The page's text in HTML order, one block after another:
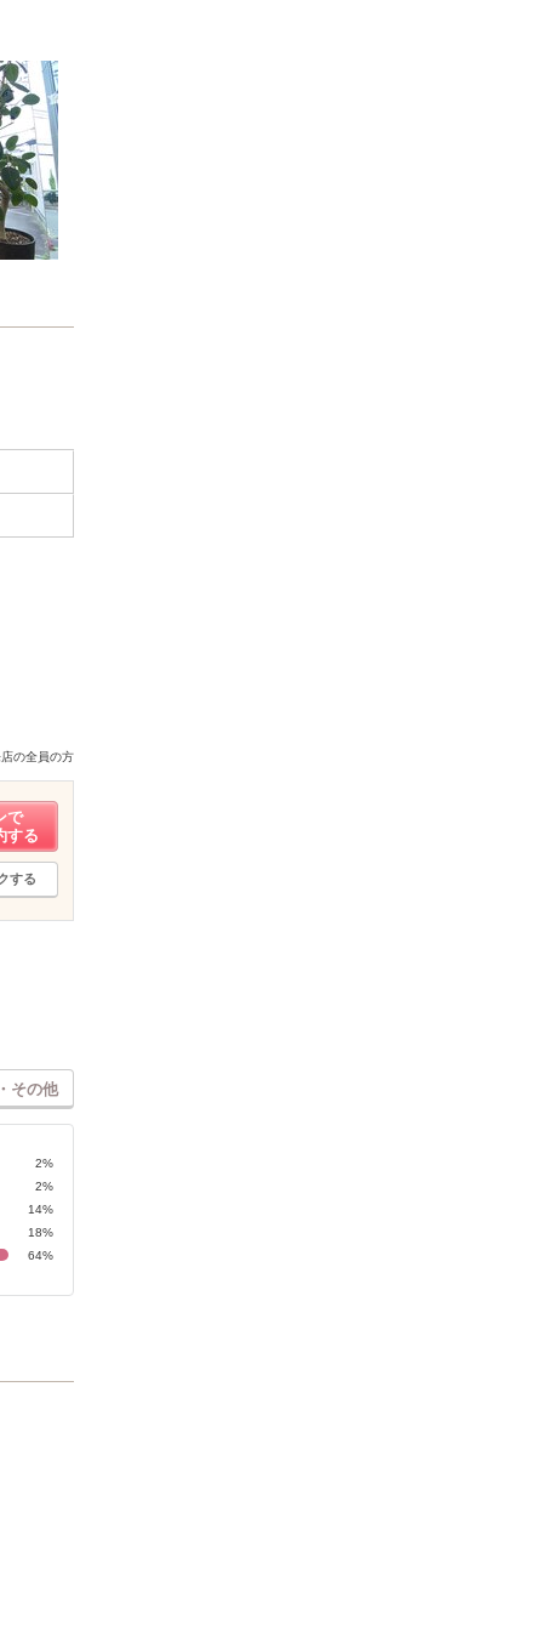
の全員の方
で
する
する
その他
2%
2%
14%
18%
64%